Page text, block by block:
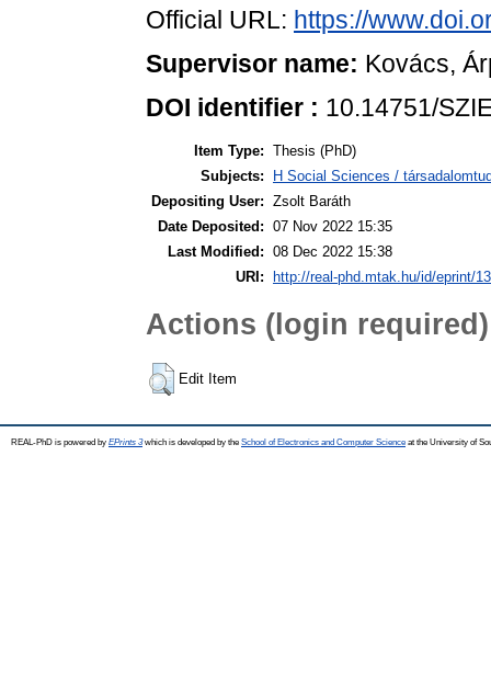
Official URL: https://
Supervisor name: Kovács,
DOI identifier : 10.14751/
Item Type: Thesis (PhD)
Subjects:
H Social Sciences /
Depositing User: Zsolt Baráth
Date Deposited: 07 Nov 2022 15:35
Last Modified: 08 Dec 2022 15:38
URI:
http://real-phd.mtak.hu/id/eprint/
Actions (login required)
Edit Item
REAL-PhD is powered by EPrints 3which is developed by the School of Electronics and Computer Science at the University of